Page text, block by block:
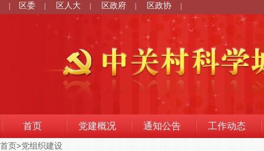
区委 区人大 区政府 区政协
首页 党建概况 通知公告 工作动态
首页>党组织建设